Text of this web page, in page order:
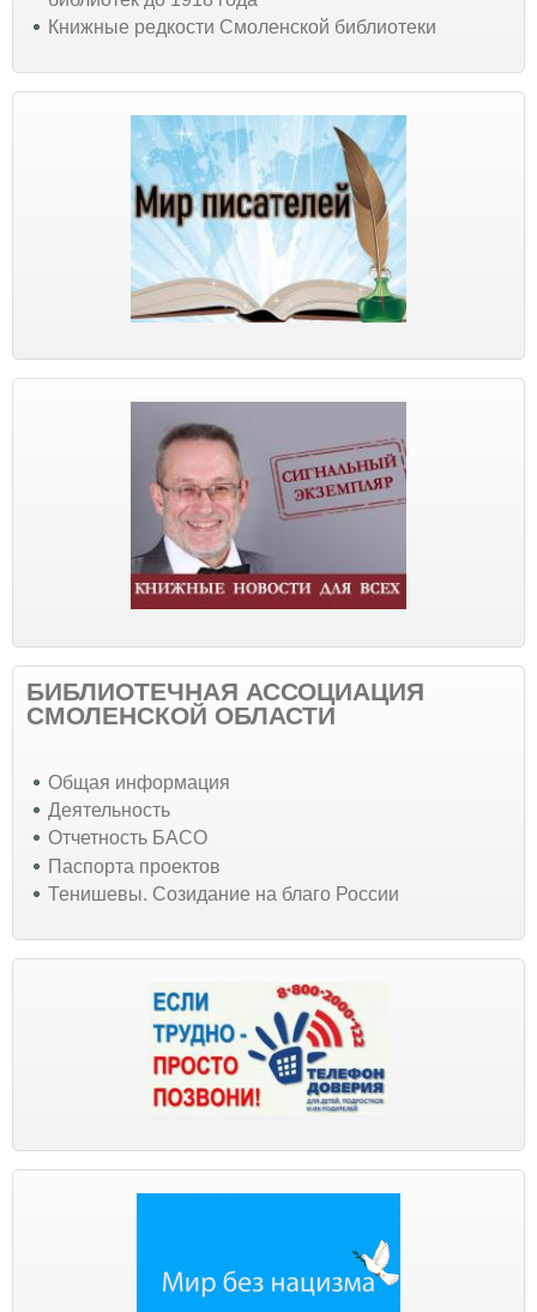
Книжные редкости Смоленской библиотеки
БИБЛИОТЕЧНАЯ АССОЦИАЦИЯ
СМОЛЕНСКОЙ ОБЛАСТИ
Общая информация
Деятельность
Отчетность БАСО
Паспорта проектов
Тенишевы. Созидание на благо России